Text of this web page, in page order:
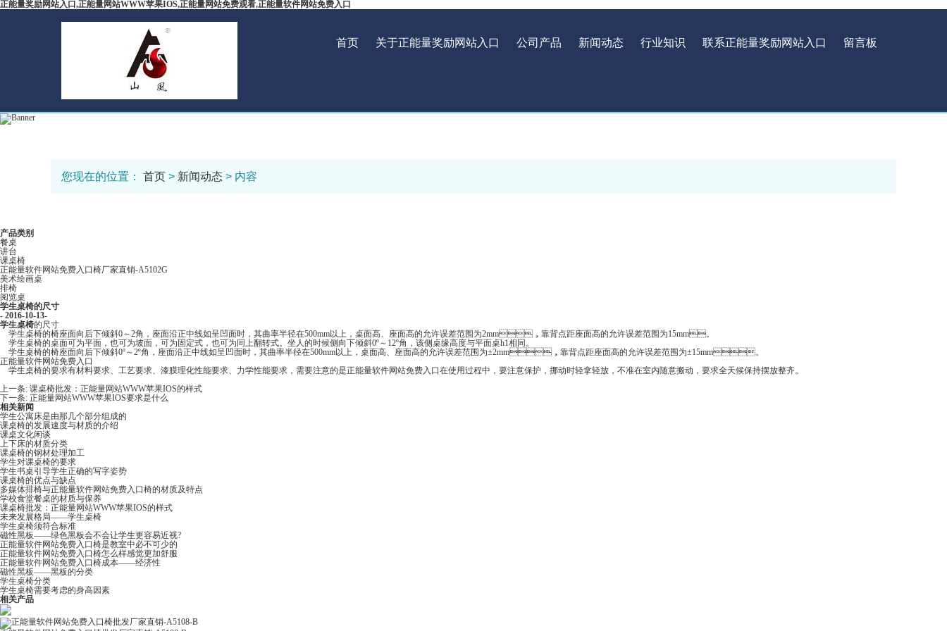
正能量奖励网站入口,正能量网站WWW苹果IOS,正能量网站免费观看,正能量软件网站免费入口
首页 关于正能量奖励网站入口 公司产品 新闻动态 行业知识 联系正能量奖励网站入口 留言板
您现在的位置： 首页 > 新闻动态 > 内容
产品类别
餐桌
讲台
课桌椅
正能量软件网站免费入口椅厂家直销-A5102G
美术绘画桌
排椅
阅览桌
学生桌椅的尺寸
- 2016-10-13-
学生桌椅的尺寸
学生桌椅的椅座面向后下倾斜0～2角，座面沿正中线如呈凹面时，其曲率半径在500mm以上，桌面高、座面高的允许误差范围为2mm，靠背点距座面高的允许误差范围为15mm。
学生桌椅的桌面可为平面，也可为坡面，可为固定式，也可为同上翻转式。坐人的时候侧向下倾斜0º～12º角，该侧桌缘高度与平面桌h1相同。
学生桌椅的椅座面向后下倾斜0º～2º角，座面沿正中线如呈凹面时，其曲率半径在500mm以上，桌面高、座面高的允许误差范围为±2mm，靠背点距座面高的允许误差范围为±15mm。
正能量软件网站免费入口
学生桌椅的要求有材料要求、工艺要求、漆膜理化性能要求、力学性能要求，需要注意的是正能量软件网站免费入口在使用过程中，要注意保护，挪动时轻拿轻放，不准在室内随意搬动，要求全天候保持摆放整齐。
上一条: 课桌椅批发：正能量网站WWW苹果IOS的样式
下一条: 正能量网站WWW苹果IOS要求是什么
相关新闻
学生公寓床是由那几个部分组成的
课桌椅的发展速度与材质的介绍
课桌文化闲谈
上下床的材质分类
课桌椅的钢材处理加工
学生对课桌椅的要求
学生书桌引导学生正确的写字姿势
课桌椅的优点与缺点
多媒体排椅与正能量软件网站免费入口椅的材质及特点
学校食堂餐桌的材质与保养
课桌椅批发：正能量网站WWW苹果IOS的样式
未来发展格局——学生桌椅​
学生桌椅须符合标准
磁性黑板——绿色黑板会不会让学生更容易近视?
正能量软件网站免费入口椅是教室中必不可少的
正能量软件网站免费入口椅怎么样感觉更加舒服
正能量软件网站免费入口椅成本——经济性
磁性黑板——黑板的分类
学生桌椅分类
学生桌椅需要考虑的身高因素
相关产品